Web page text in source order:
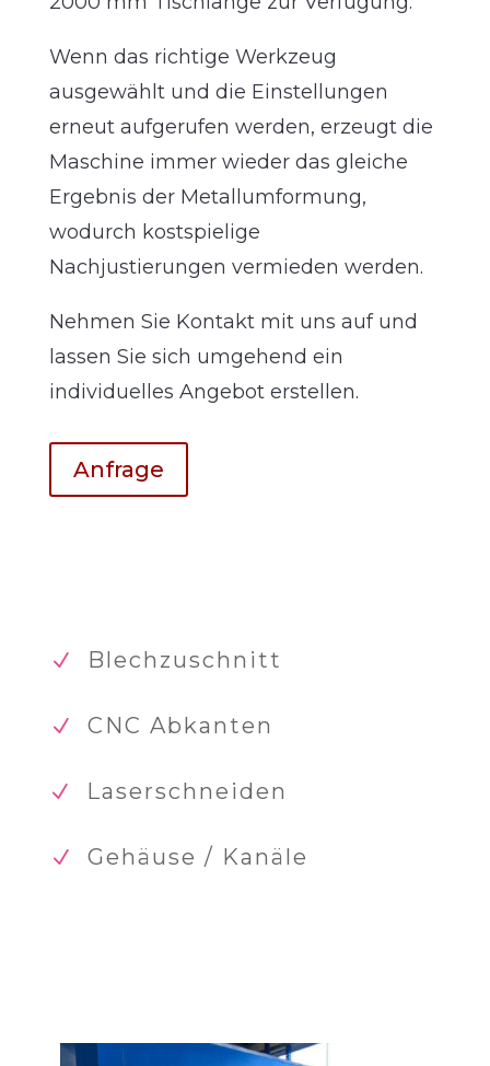
Wenn das richtige Werkzeug
ausgewählt und die Einstellungen
erneut aufgerufen werden, erzeugt die
Maschine immer wieder das gleiche
Ergebnis der Metallumformung,
wodurch kostspielige
Nachjustierungen vermieden werden.
Nehmen Sie Kontakt mit uns auf und
lassen Sie sich umgehend ein
individuelles Angebot erstellen.
Anfrage
N Blechzuschnitt
N CNC Abkanten
N Laserschneiden
N Gehäuse / Kanäle